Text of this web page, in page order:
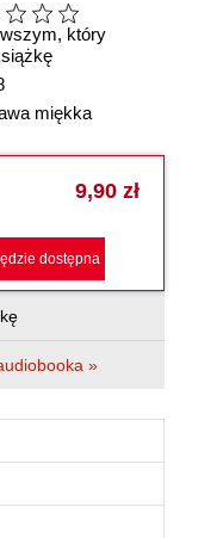
który
miękka
9,90 zł
dostępna
»